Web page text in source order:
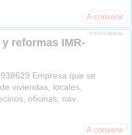
A convenir
PROFESIONAL
reformas IMR-
Empresa que se
viviendas, locales,
oficinas, nav
A convenir